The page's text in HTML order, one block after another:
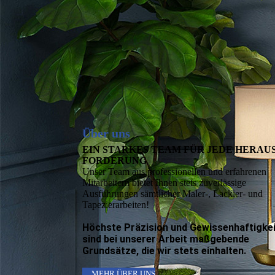
Über uns
EIN STARKES TEAM FÜR JEDE
FORDERUNG
Unser Team aus professionellen und erfahrenen
Mitarbeitern bietet Ihnen stets zuverlässige
Ausführungen sämtlicher Maler-, Lackier- und
Tapezierarbeiten!
Höchste Präzision und
sind bei unserer Arbeit maßgebende
Grundsätze, die wir stets einhalten.